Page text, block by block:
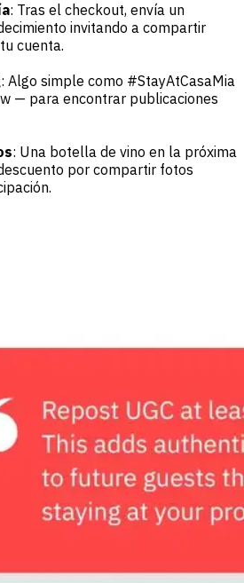
: Tras el checkout, envía un
invitando a compartir
cuenta.
: Algo simple como #StayAtCasaMia
— para encontrar publicaciones
: Una botella de vino en la próxima
por compartir fotos